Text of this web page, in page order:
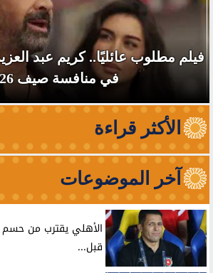
فيلم مطلوب عائليًا.. كريم عبد
في منافسة صيف 2026
الأكثر قراءة
آخر الموضوعات
الأهلي يقترب من
قبل...